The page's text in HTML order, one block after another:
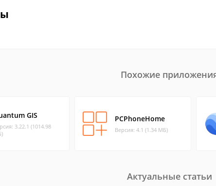
Похожие
GIS
3.22.1 (1014.98
PCPhoneHome
Версия: 4.1 (1.34 МБ)
Актуальные статьи